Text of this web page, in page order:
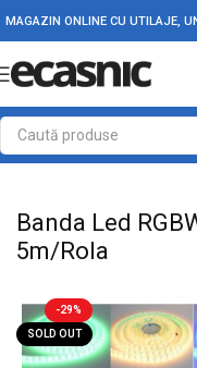
MAGAZIN ONLINE CU UTILAJE,
Prima pagină Iluminat Led
Banda Led
5m/Rola
-29%
SOLD OUT